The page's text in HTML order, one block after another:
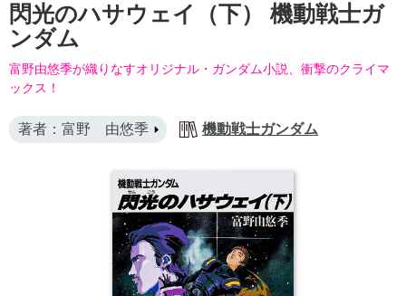
閃光のハサウェイ（下） 機動戦士ガ
ンダム
富野由悠季が織りなすオリジナル・ガンダム小説、衝撃のクライマ
ックス！
著者：富野 由悠季 機動戦士ガンダム